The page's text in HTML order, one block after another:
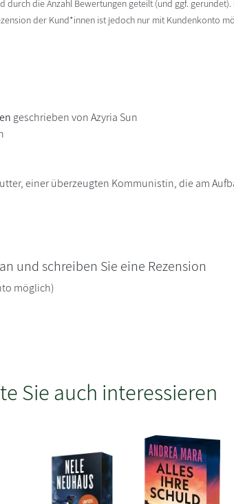
durch die Anzahl Bewertungen geteilt (und ggf.
der Kund*innen ist jedoch nur mit Kundenkonto
geschrieben von Azyria Sun
einer überzeugten Kommunistin, die am
und schreiben Sie eine Rezension
möglich)
Sie auch interessieren